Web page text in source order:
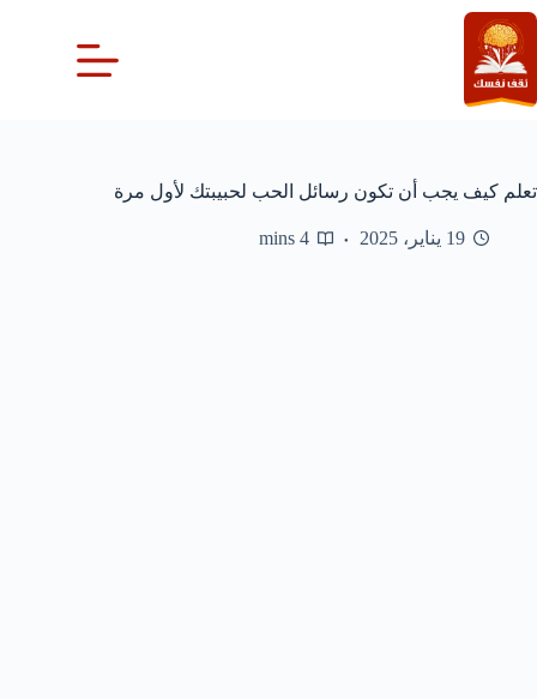
التجاوز
إلى
المحتوى
تعلم كيف يجب أن تكون رسائل الحب لحبيبتك لأول مرة
19 يناير، 2025 4 mins